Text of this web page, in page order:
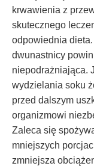
krwawienia z
skutecznego
odpowiednia
dwunastnicy
niepodrażniająca.
wydzielania soku
przed dalszym
organizmowi
Zaleca się
mniejszych
zmniejsza